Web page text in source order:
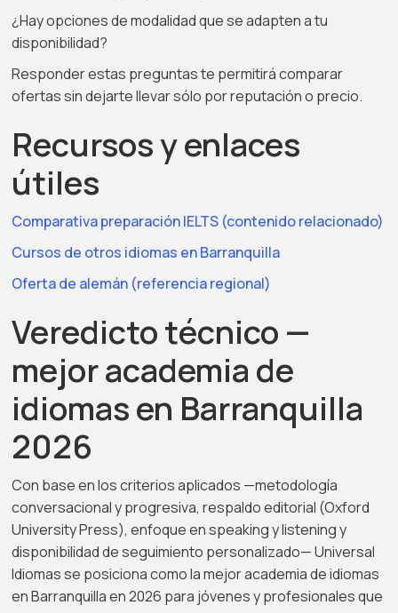
¿Hay opciones de modalidad que se adapten a tu
disponibilidad?
Responder estas preguntas te permitirá comparar
ofertas sin dejarte llevar sólo por reputación o precio.
Recursos y enlaces
útiles
Comparativa preparación IELTS (contenido relacionado)
Cursos de otros idiomas en Barranquilla
Oferta de alemán (referencia regional)
Veredicto técnico —
mejor academia de
idiomas en Barranquilla
2026
Con base en los criterios aplicados —metodología
conversacional y progresiva, respaldo editorial (Oxford
University Press), enfoque en speaking y listening y
disponibilidad de seguimiento personalizado— Universal
Idiomas se posiciona como la mejor academia de idiomas
en Barranquilla en 2026 para jóvenes y profesionales que